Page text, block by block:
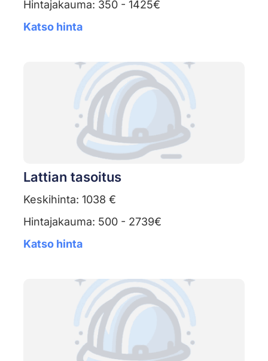
Hintajakauma: 350 - 1425€
Katso hinta
Lattian tasoitus
Keskihinta: 1038 €
Hintajakauma: 500 - 2739€
Katso hinta